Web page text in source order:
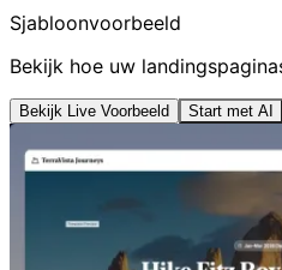
Sjabloonvoorbeeld
Bekijk hoe uw
Bekijk Live Voorbeeld Start met AI